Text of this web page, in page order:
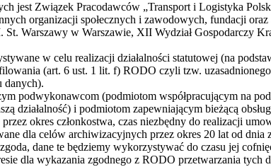
jest Związek Pracodawców „Transport i Logistyka
organizacji społecznych i zawodowych, fundacji
Warszawy w Warszawie, XII Wydział Gospodarczy
w celu realizacji działalności statutowej (na
(art. 6 ust. 1 lit. f) RODO czyli tzw.
danych).
podwykonawcom (podmiotom współpracującym na
działalność) i podmiotom zapewniającym bieżącą
okres członkostwa, czas niezbędny do realizacji
dla celów archiwizacyjnych przez okres 20 lat od dnia
dane te będziemy wykorzystywać do czasu jej
dla wykazania zgodnego z RODO przetwarzania